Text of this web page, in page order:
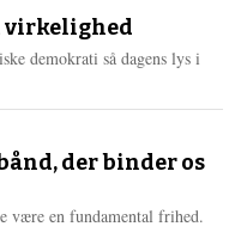
e
r
virkelighed
demokrati så dagens lys i
der binder os
være en fundamental frihed.